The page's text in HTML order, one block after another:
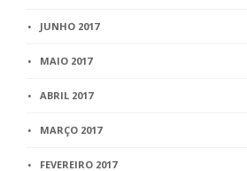
JUNHO 2017
MAIO 2017
ABRIL 2017
MARÇO 2017
FEVEREIRO 2017